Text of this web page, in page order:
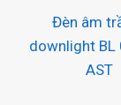
Đèn âm
downlight BL
AST